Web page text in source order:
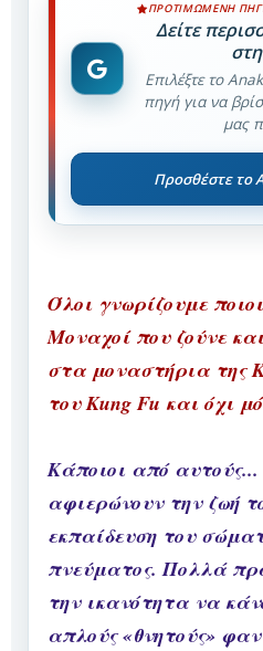
ΠΡΟΤΙΜΏΜΕΝΗ
Δείτε
Επιλέξτε το
πηγή για να
μας
Προσθέστε το
Όλοι γνωρίζουμε
Μοναχοί που ζούνε
στα μοναστήρια της
του Kung Fu και όχι
Κάποιοι από αυτούς...
αφιερώνουν την ζωή
εκπαίδευση του
πνεύματος. Πολλά
την ικανότητα να
απλούς «θνητούς»